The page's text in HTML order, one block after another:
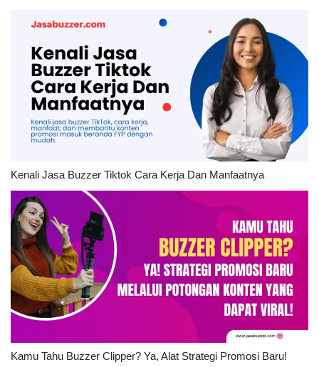
Kenali Jasa Buzzer Tiktok Cara Kerja Dan Manfaatnya
Kamu Tahu Buzzer Clipper? Ya, Alat Strategi Promosi Baru!